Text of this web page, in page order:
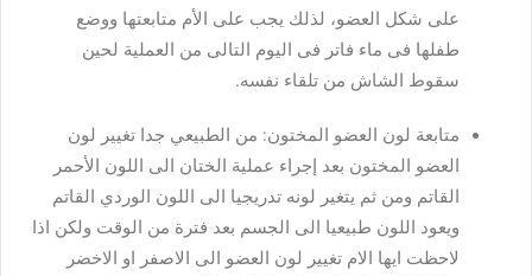
على شكل العضو، لذلك يجب على الأم متابعتها ووضع
طفلها فى ماء فاتر فى اليوم التالى من العملية لحين
سقوط الشاش من تلقاء نفسه.
متابعة لون العضو المختون: من الطبيعي جدا تغيير لون
العضو المختون بعد إجراء عملية الختان الى اللون الأحمر
القاتم ومن ثم يتغير لونه تدريجيا الى اللون الوردي القاتم
ويعود اللون طبيعيا الى الجسم بعد فترة من الوقت ولكن اذا
لاحظت ايها الام تغيير لون العضو الى الاصفر او الاخضر